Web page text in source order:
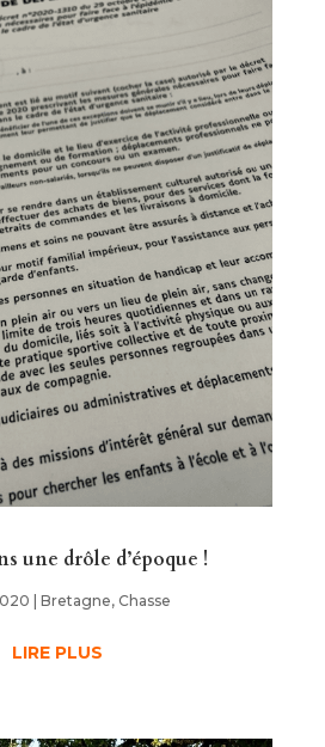
une drôle d’époque !
Bretagne, Chasse
LIRE PLUS